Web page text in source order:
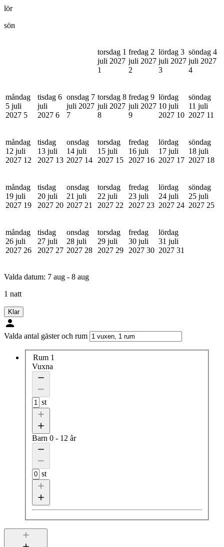
lör
sön
torsdag 1
juli 2027
1
fredag 2
juli 2027
2
lördag 3
juli 2027
3
söndag 4
juli 2027
4
måndag
5 juli
2027 5
tisdag 6
juli
2027 6
onsdag 7
juli 2027
7
torsdag 8
juli 2027
8
fredag 9
juli 2027
9
lördag
10 juli
2027 10
söndag
11 juli
2027 11
måndag
12 juli
2027 12
tisdag
13 juli
2027 13
onsdag
14 juli
2027 14
torsdag
15 juli
2027 15
fredag
16 juli
2027 16
lördag
17 juli
2027 17
söndag
18 juli
2027 18
måndag
19 juli
2027 19
tisdag
20 juli
2027 20
onsdag
21 juli
2027 21
torsdag
22 juli
2027 22
fredag
23 juli
2027 23
lördag
24 juli
2027 24
söndag
25 juli
2027 25
måndag
26 juli
2027 26
tisdag
27 juli
2027 27
onsdag
28 juli
2027 28
torsdag
29 juli
2027 29
fredag
30 juli
2027 30
lördag
31 juli
2027 31
Valda datum: 7 aug - 8 aug
1 natt
Klar
Valda antal gäster och rum
Rum 1
Vuxna
st
Barn 0 - 12 år
st